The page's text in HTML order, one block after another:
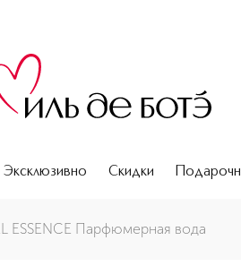
Эксклюзивно Скидки
ESSENCE Парфюмерная вода